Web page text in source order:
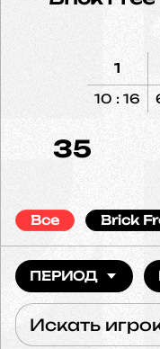
1
10 : 16
35
Все Brick
ПЕРИОД